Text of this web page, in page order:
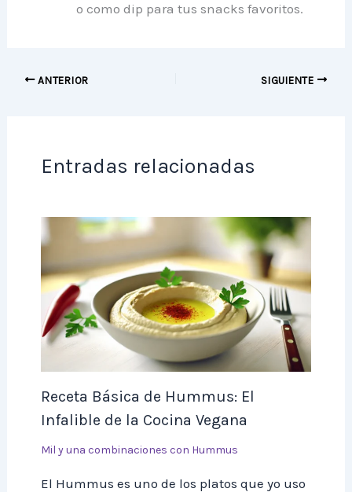
o como dip para tus snacks favoritos.
ANTERIOR SIGUIENTE
Entradas relacionadas
Receta Básica de Hummus: El
Infalible de la Cocina Vegana
Mil y una combinaciones con Hummus
El Hummus es uno de los platos que yo uso